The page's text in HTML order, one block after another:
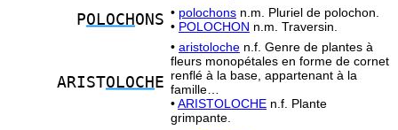
POLOCH ONS • polochons n.m. Pluriel de polochon.
• POLOCHON n.m. Traversin.
ARISTOLOCH E
• aristoloche n.f. Genre de plantes à
fleurs monopétales en forme de cornet
renflé à la base, appartenant à la
famille…
•ARISTOLOCHE n.f. Plante
grimpante.